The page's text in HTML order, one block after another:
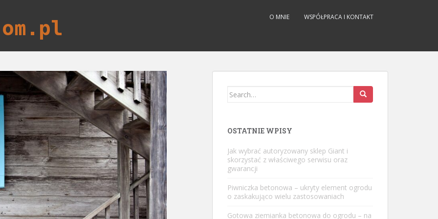
O MNIE WSPÓŁPRACA I KONTAKT
Search
OSTATNIE WPISY
Jak wybrać autoryzowany sklep Giant i
skorzystać z właściwego serwisu oraz
gwarancji
Piwniczka betonowa – ukryty element ogrodu
o zaskakująco wielu zastosowaniach
Gotowa ziemianka betonowa do ogrodu – na